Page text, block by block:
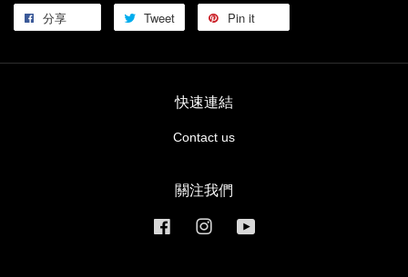
分享 Tweet Pin it
快速連結
Contact us
關注我們
FacebookInstagram